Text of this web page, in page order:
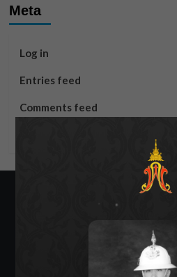
Meta
Log in
Entries feed
Comments feed